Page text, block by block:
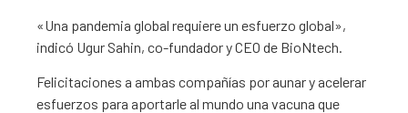
«Una pandemia global requiere un esfuerzo global»,
indicó Ugur Sahin, co-fundador y CEO de BioNtech.
Felicitaciones a ambas compañías por aunar y acelerar
esfuerzos para aportarle al mundo una vacuna que